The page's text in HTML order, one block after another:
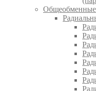
Общеобменные